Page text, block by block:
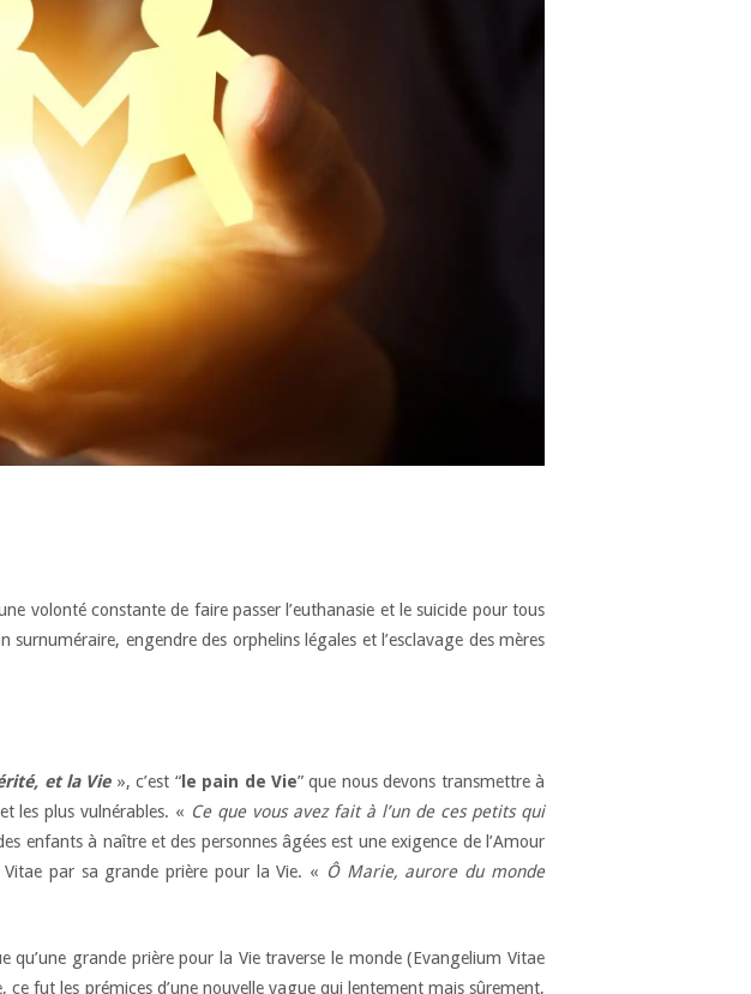
volonté constante de faire passer l’euthanasie et le suicide pour tous
engendre des orphelins légales et l’esclavage des mères
et la Vie», c’est “le pain de Vie” que nous devons transmettre à
les plus vulnérables. « Ce que vous avez fait à l’un de ces petits qui
enfants à naître et des personnes âgées est une exigence de l’Amour
par sa grande prière pour la Vie. « Ô Marie, aurore du monde
qu’une grande prière pour la Vie traverse le monde (Evangelium Vitae
fut les prémices d’une nouvelle vague qui lentement mais sûrement,